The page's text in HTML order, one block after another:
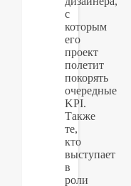
с
которым
его
проект
полетит
покорять
очередные
KPI.
Также
те,
кто
выступает
в
роли